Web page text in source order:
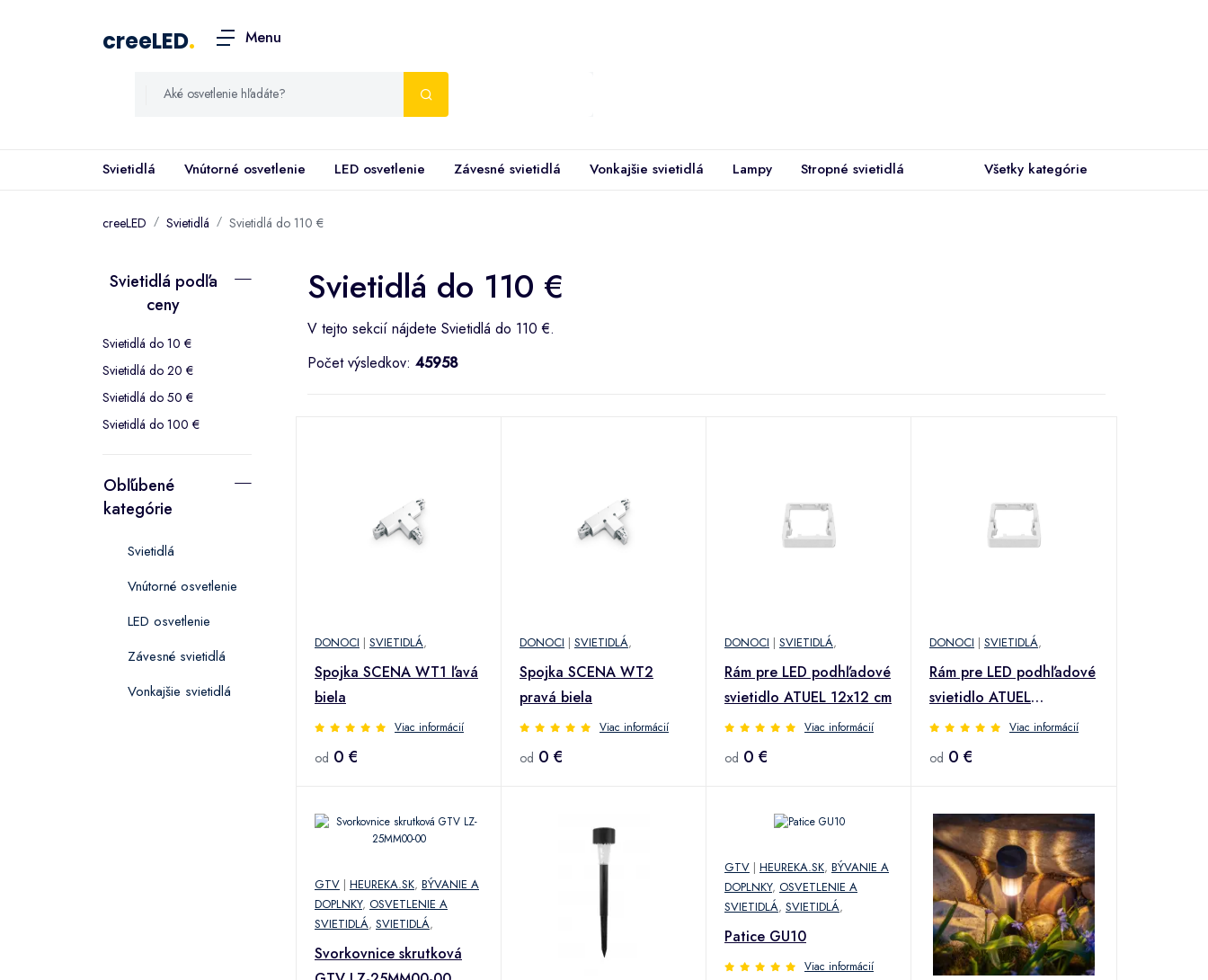
creeLED. Menu
Svietidlá Vnútorné osvetlenie LED osvetlenie Závesné svietidlá Vonkajšie svietidlá Lampy Stropné svietidlá Všetky kategórie
creeLED Svietidlá Svietidlá do 110 €
Svietidlá podľa
ceny
Svietidlá do 10 €
Svietidlá do 20 €
Svietidlá do 50 €
Svietidlá do 100 €
Obľúbené
kategórie
Svietidlá
Vnútorné osvetlenie
LED osvetlenie
Závesné svietidlá
Vonkajšie svietidlá
Svietidlá do 110 €
V tejto sekcií nájdete Svietidlá do 110 €.
Počet výsledkov: 45958
DONOCI | SVIETIDLÁ,
Spojka SCENA WT1 ľavá
biela
Viac informácií
od 0 €
DONOCI | SVIETIDLÁ,
Spojka SCENA WT2
pravá biela
Viac informácií
od 0 €
DONOCI | SVIETIDLÁ,
Rám pre LED podhľadové
svietidlo ATUEL 12x12 cm
Viac informácií
od 0 €
DONOCI | SVIETIDLÁ,
Rám pre LED podhľadové
svietidlo ATUEL
14,5x14,5 cmViac informácií
od 0 €
GTV | HEUREKA.SK, BÝVANIE A
DOPLNKY, OSVETLENIE A
SVIETIDLÁ, SVIETIDLÁ,
Svorkovnice skrutková
GTV | HEUREKA.SK, BÝVANIE A
DOPLNKY, OSVETLENIE A
SVIETIDLÁ, SVIETIDLÁ,
Patice GU10
Viac informácií